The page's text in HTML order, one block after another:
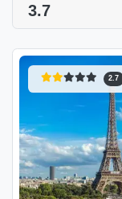
3.7
2.7